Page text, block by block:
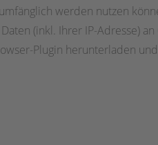
werden nutzen
(inkl. Ihrer IP-Adresse)
Plugin herunterladen